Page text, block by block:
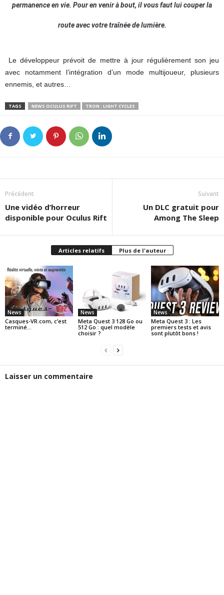
permanence en vie. Pour en venir à bout, il vous faut lui couper la
route avec votre traînée de lumière.
Le développeur prévoit de mettre à jour régulièrement son jeu
avec notamment l’intégration d’un mode multijoueur, plusieurs
ennemis, et autres…
TAGS NEWS OCULUS RIFT TRON : LIGHT CYCLES
Précédent
Une vidéo d’horreur
disponible pour Oculus Rift
Suivant
Un DLC gratuit pour
Among The Sleep
Articles relatifs Plus de l'auteur
News
Casques-VR.com, c’est
terminé…
News
Meta Quest 3 128 Go ou
512 Go : quel modèle
choisir ?
News
Meta Quest 3 : Les
premiers tests et avis
sont plutôt bons !
Laisser un commentaire